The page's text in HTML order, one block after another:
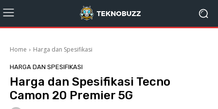
Home Harga dan Spesifikasi
HARGA DAN SPESIFIKASI
Harga dan Spesifikasi Tecno
Camon 20 Premier 5G